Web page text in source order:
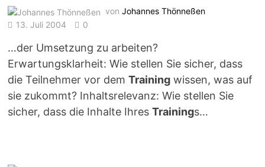
vonJohannes Thönneßen
13. Juli 2004
0
…der Umsetzung zu arbeiten?
Erwartungsklarheit: Wie stellen Sie sicher, dass
die Teilnehmer vor demTraining wissen, was auf
sie zukommt? Inhaltsrelevanz: Wie stellen Sie
sicher, dass die Inhalte IhresTrainings…